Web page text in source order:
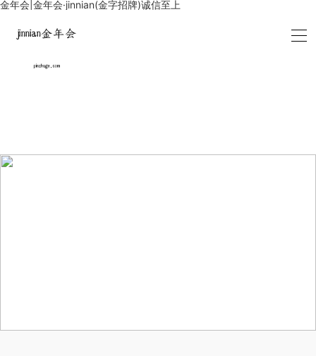
金年会|金年会·jinnian(金字招牌)诚信至上